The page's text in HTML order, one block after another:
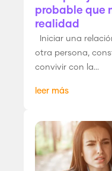
probable que
realidad
Iniciar una
otra persona,
convivir con la...
leer más